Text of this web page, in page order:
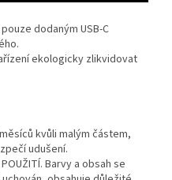
dodaným USB-C
ekologicky zlikvidovat
kvůli malým částem,
udušení.
POUŽITÍ. Barvy a obsah se